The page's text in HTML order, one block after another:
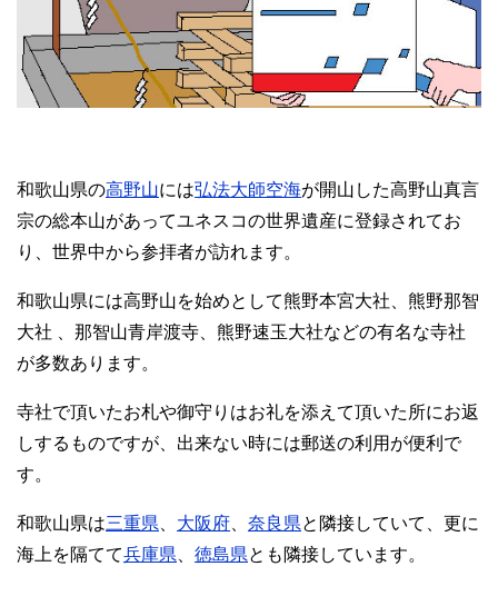
和歌山県の高野山には弘法大師空海が開山した高野山真言
宗の総本山があってユネスコの世界遺産に登録されてお
り、世界中から参拝者が訪れます。
和歌山県には高野山を始めとして熊野本宮大社、熊野那智
大社 、那智山青岸渡寺、熊野速玉大社などの有名な寺社
が多数あります。
寺社で頂いたお札や御守りはお礼を添えて頂いた所にお返
しするものですが、出来ない時には郵送の利用が便利で
す。
和歌山県は三重県 大阪府 奈良県と隣接していて、更に
海上を隔てて兵庫県 徳島県とも隣接しています。